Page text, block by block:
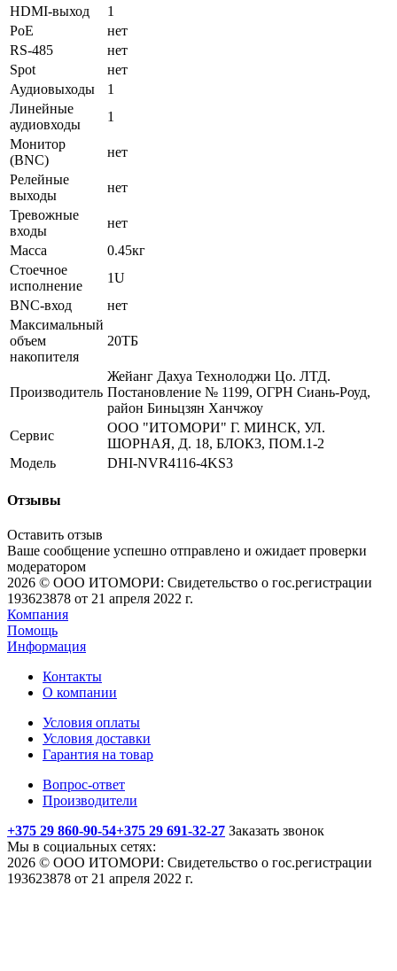
HDMI-выход
1
PoE
нет
RS-485
нет
Spot
нет
Аудиовыходы
1
Линейные
аудиовходы
1
Монитор
(BNC)
нет
Релейные
выходы
нет
Тревожные
входы
нет
Масса
0.45кг
Стоечное
исполнение
1U
BNC-вход
нет
Максимальный
объем
накопителя
20ТБ
Производитель
Жейанг Дахуа Технолоджи Цо. ЛТД.
Постановление № 1199, ОГРН Сиань-Роуд,
район Биньцзян Ханчжоу
Сервис
ООО "ИТОМОРИ" Г. МИНСК, УЛ.
ШОРНАЯ, Д. 18, БЛОК3, ПОМ.1-2
Модель
DHI-NVR4116-4KS3
Отзывы
Оставить отзыв
Ваше сообщение успешно отправлено и ожидает проверки
модератором
2026 © ООО ИТОМОРИ: Свидетельство о гос.регистрации
193623878 от 21 апреля 2022 г.
Компания
Помощь
Информация
Контакты
О компании
Условия оплаты
Условия доставки
Гарантия на товар
Вопрос-ответ
Производители
+375 29 860-90-54+375 29 691-32-27 Заказать звонок
Мы в социальных сетях:
2026 © ООО ИТОМОРИ: Свидетельство о гос.регистрации
193623878 от 21 апреля 2022 г.